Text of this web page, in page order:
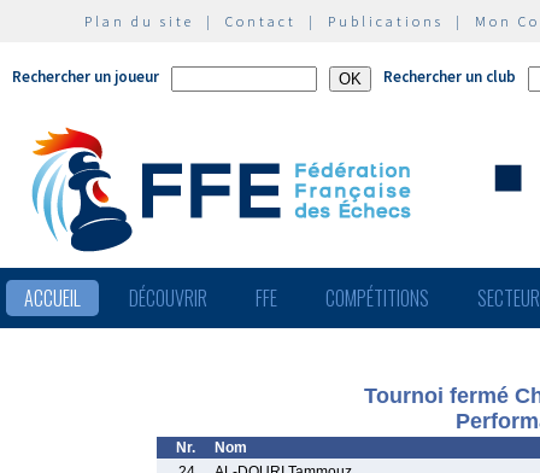
Plan du site | Contact | Publications | Mon
Rechercher un joueur Rechercher un club
ACCUEIL DÉCOUVRIR FFE COMPÉTITIONS
Tournoi fermé
Nr.
Nom